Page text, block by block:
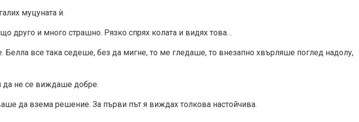
муцуната ѝ.
друго и много страшно. Рязко спрях колата и видях това…
Белла все така седеше, без да мигне, то ме гледаше, то внезапно хвърляше поглед надолу,
да не се виждаше добре.
да взема решение. За първи път я виждах толкова настойчива.